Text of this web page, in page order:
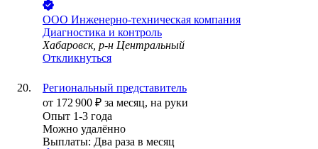
ООО Инженерно-техническая компания
Диагностика и контроль
Хабаровск, р-н Центральный
Откликнуться
Региональный представитель
от 172 900 ₽ за месяц, на руки
Опыт 1-3 года
Можно удалённо
Выплаты: Два раза в месяц